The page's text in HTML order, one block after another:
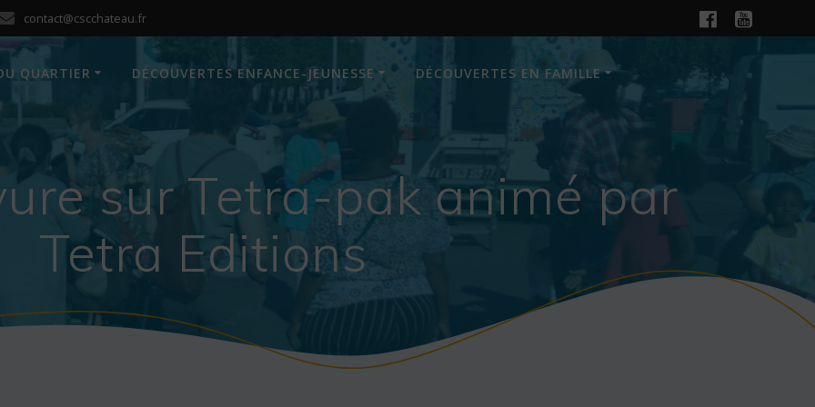
contact@cscchateau.fr
QUARTIER DÉCOUVERTES ENFANCE-JEUNESSE DÉCOUVERTES EN FAMILLE
sur Tetra-pak animé par
Tetra Editions